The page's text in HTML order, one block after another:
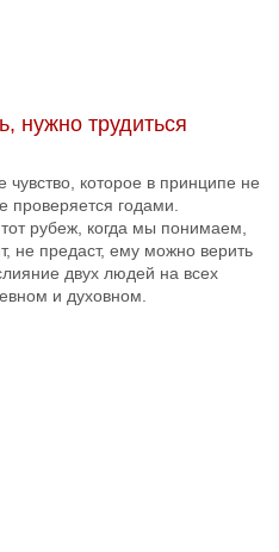
нужно трудиться
которое в принципе не
проверяется годами.
рубеж, когда мы понимаем,
не предаст, ему можно верить
двух людей на всех
и духовном.